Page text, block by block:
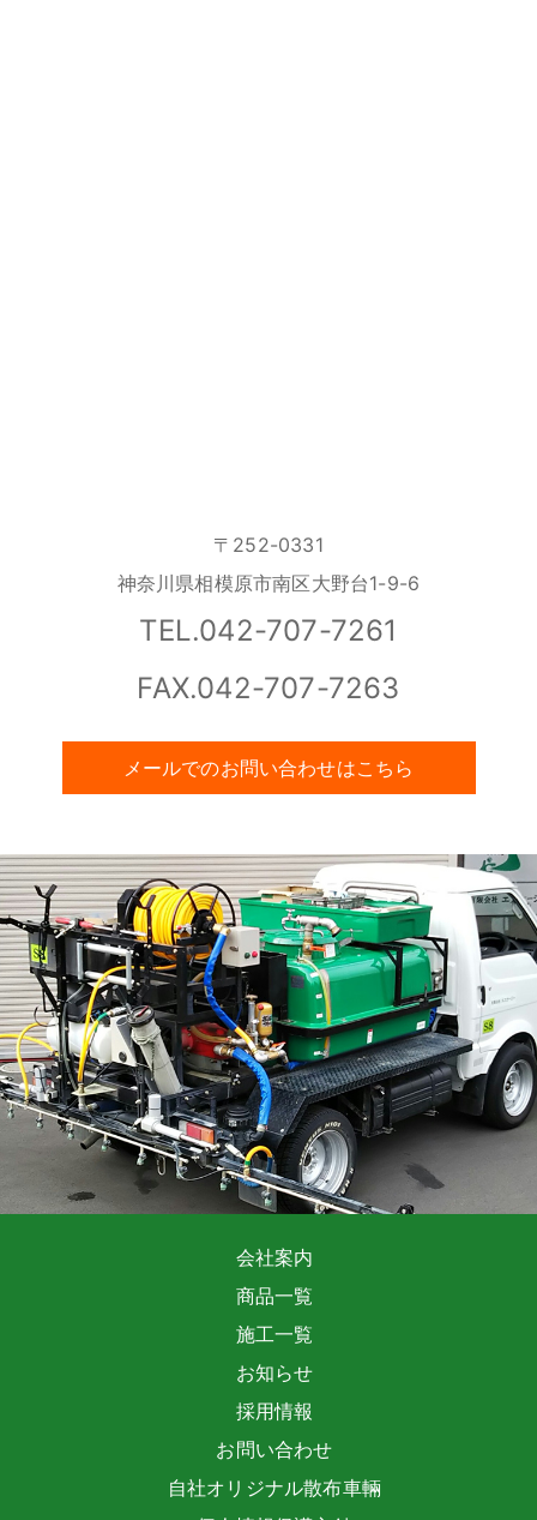
〒252-0331
神奈川県相模原市南区大野台1-9-6
TEL.042-707-7261
FAX.042-707-7263
メールでのお問い合わせはこちら
会社案内
商品一覧
施工一覧
お知らせ
採用情報
お問い合わせ
自社オリジナル散布車輛